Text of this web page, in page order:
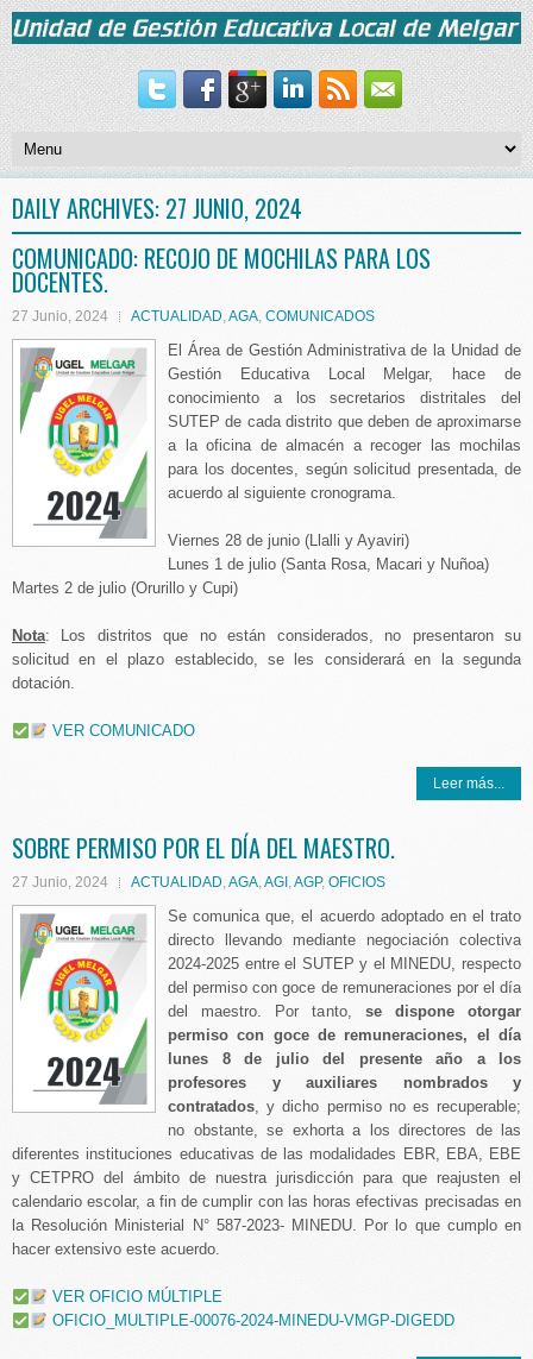
DAILY ARCHIVES: 27 JUNIO, 2024
COMUNICADO: RECOJO DE MOCHILAS PARA LOS
DOCENTES.
27 Junio, 2024 ACTUALIDAD,AGA, COMUNICADOS
El Área de Gestión Administrativa de la Unidad de
Gestión Educativa Local Melgar, hace de
conocimiento a los secretarios distritales del
SUTEP de cada distrito que deben de aproximarse
a la oficina de almacén a recoger las mochilas
para los docentes, según solicitud presentada, de
acuerdo al siguiente cronograma.
Viernes 28 de junio (Llalli y Ayaviri)
Lunes 1 de julio (Santa Rosa, Macari y Nuñoa)
Martes 2 de julio (Orurillo y Cupi)
Nota: Los distritos que no están considerados, no presentaron su
solicitud en el plazo establecido, se les considerará en la segunda
dotación.
VER COMUNICADO
Leer más...
SOBRE PERMISO POR EL DÍA DEL MAESTRO.
27 Junio, 2024 ACTUALIDAD,AGA,AGI ,AGP, OFICIOS
Se comunica que, el acuerdo adoptado en el trato
directo llevando mediante negociación colectiva
2024-2025 entre el SUTEP y el MINEDU, respecto
del permiso con goce de remuneraciones por el día
del maestro. Por tanto, se dispone otorgar
permiso con goce de remuneraciones, el día
lunes 8 de julio del presente año a los
profesores y auxiliares nombrados y
contratados, y dicho permiso no es recuperable;
no obstante, se exhorta a los directores de las
diferentes instituciones educativas de las modalidades EBR, EBA, EBE
y CETPRO del ámbito de nuestra jurisdicción para que reajusten el
calendario escolar, a fin de cumplir con las horas efectivas precisadas en
la Resolución Ministerial N° 587-2023- MINEDU. Por lo que cumplo en
hacer extensivo este acuerdo.
VER OFICIO MÚLTIPLE
OFICIO_MULTIPLE-00076-2024-MINEDU-VMGP-DIGEDD